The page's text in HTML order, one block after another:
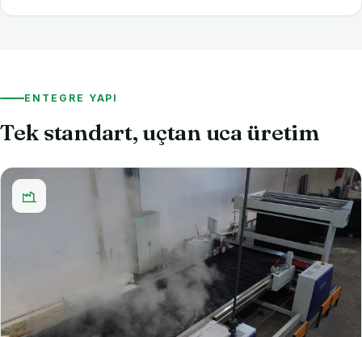
ENTEGRE YAPI
Tek standart, uçtan uca üretim